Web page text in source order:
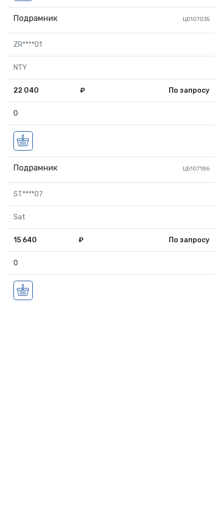
Подрамник ЦБ107035
ZR****01
NTY
22 040 ₽ По запросу
0
Подрамник ЦБ107186
ST****07
Sat
15 640 ₽ По запросу
0